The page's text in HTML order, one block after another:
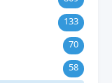
133
70
58